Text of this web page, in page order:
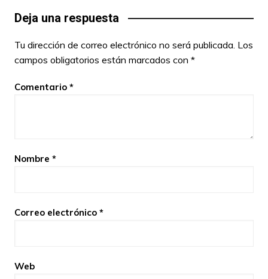
Deja una respuesta
Tu dirección de correo electrónico no será publicada. Los
campos obligatorios están marcados con *
Comentario *
Nombre *
Correo electrónico *
Web